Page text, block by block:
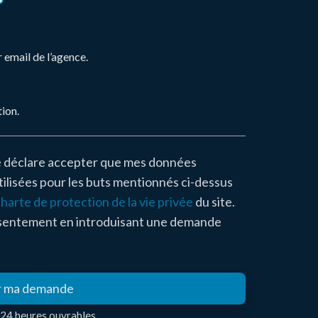
de l’agence.
accepter que mes données
pour les buts mentionnés ci-dessus
de protection de la vie privée du site.
en introduisant une demande
demande
heures ouvrables